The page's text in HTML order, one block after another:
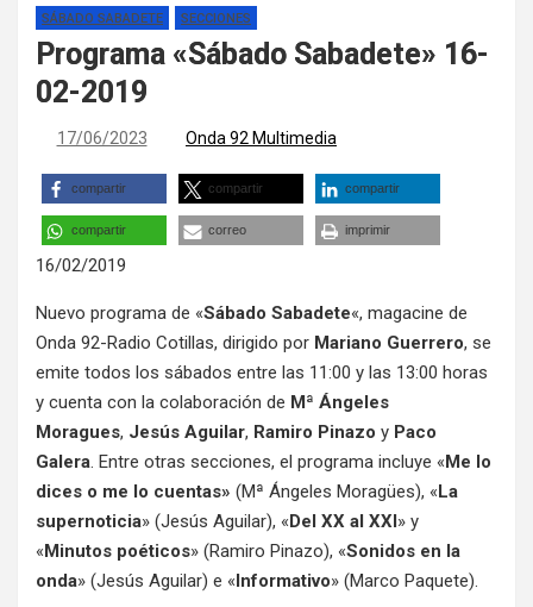
SÁBADO SABADETE SECCIONES
Programa «Sábado Sabadete» 16-
02-2019
17/06/2023 Onda 92 Multimedia
compartir compartir compartir
compartir correo imprimir
16/02/2019
Nuevo programa de «Sábado Sabadete«, magacine de
Onda 92-Radio Cotillas, dirigido por Mariano Guerrero, se
emite todos los sábados entre las 11:00 y las 13:00 horas
y cuenta con la colaboración de Mª Ángeles
Moragues, Jesús Aguilar, Ramiro Pinazo y Paco
Galera. Entre otras secciones, el programa incluye «Me lo
dices o me lo cuentas» (Mª Ángeles Moragües), «La
supernoticia» (Jesús Aguilar), «Del XX al XXI» y
«Minutos poéticos» (Ramiro Pinazo), «Sonidos en la
onda» (Jesús Aguilar) e «Informativo» (Marco Paquete).